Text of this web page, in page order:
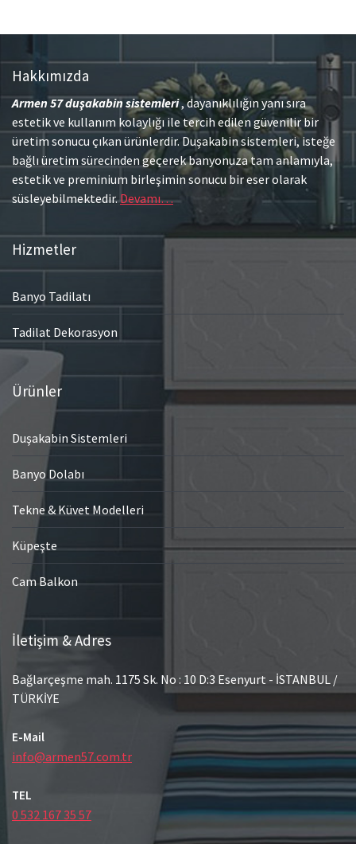
Hakkımızda
Armen 57duşakabin sistemleri, dayanıklılığın yanı sıra
estetik ve kullanım kolaylığı ile tercih edilen güvenilir bir
üretim sonucu çıkan ürünlerdir. Duşakabin sistemleri, isteğe
bağlı üretim sürecinden geçerek banyonuza tam anlamıyla,
estetik ve preminium birleşimin sonucu bir eser olarak
süsleyebilmektedir.Devamı…
Hizmetler
Banyo Tadilatı
Tadilat Dekorasyon
Ürünler
Duşakabin Sistemleri
Banyo Dolabı
Tekne & Küvet Modelleri
Küpeşte
Cam Balkon
İletişim & Adres
Bağlarçeşme mah. 1175 Sk. No : 10 D:3 Esenyurt - İSTANBUL /
TÜRKİYE
E-Mail
info@armen57.com.tr
TEL
0 532 167 35 57